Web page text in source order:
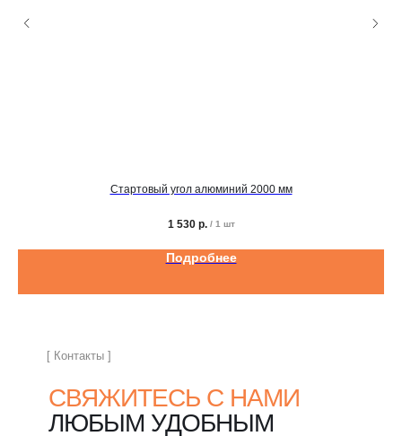
Стартовый угол алюминий 2000 мм
1 530 р. / 1 шт
Подробнее
СВЯЖИТЕСЬ С НАМИ
ЛЮБЫМ УДОБНЫМ
[ Контакты ]